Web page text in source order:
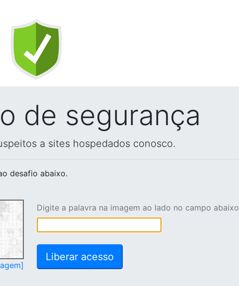
de segurança
a sites hospedados conosco.
desafio abaixo.
Digite a palavra na imagem ao lado no campo abaixo